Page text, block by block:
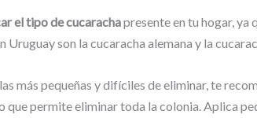
el tipo de cucarachapresente en tu hogar, ya
Uruguay son la cucaracha alemana y la
más pequeñas y difíciles de eliminar, te
que permite eliminar toda la colonia. Aplica